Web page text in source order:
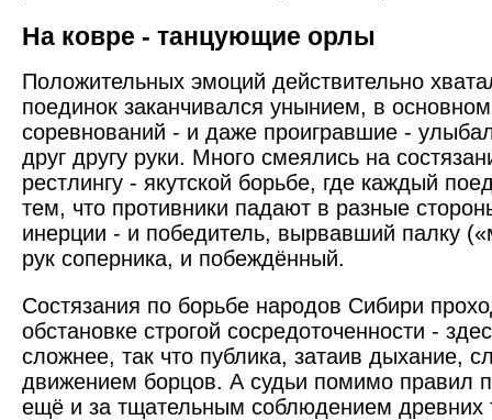
На ковре - танцующие орлы
Положительных эмоций действительно
поединок заканчивался унынием, в
соревнований - и даже проигравшие -
друг другу руки. Много смеялись на
рестлингу - якутской борьбе, где каждый
тем, что противники падают в разные
инерции - и победитель, вырвавший палку
рук соперника, и побеждённый.
Состязания по борьбе народов Сибири
обстановке строгой сосредоточенности -
сложнее, так что публика, затаив дыхание,
движением борцов. А судьи помимо правил
ещё и за тщательным соблюдением древних